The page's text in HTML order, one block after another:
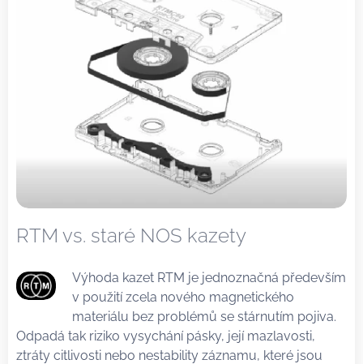
RTM vs. staré NOS kazety
Výhoda kazet RTM je jednoznačná především
v použití zcela nového magnetického
materiálu bez problémů se stárnutím pojiva.
Odpadá tak riziko vysychání pásky, její mazlavosti,
ztráty citlivosti nebo nestability záznamu, které jsou